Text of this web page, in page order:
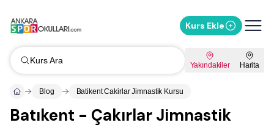
Kurs Ekle
Kurs Ara Yakındakiler Harita
Blog Batikent Cakirlar Jimnastik Kursu
Batıkent - Çakırlar Jimnastik